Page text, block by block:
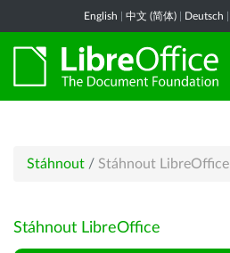
English 中文 (简体) Deutsch
Stáhnout / Stáhnout LibreOffice
Stáhnout LibreOffice